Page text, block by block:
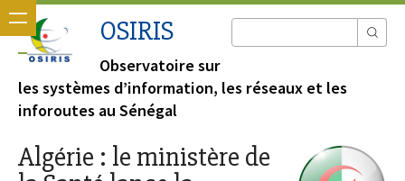
OSIRIS
Observatoire sur
les systèmes d’information, les réseaux et les
inforoutes au Sénégal
Algérie : le ministère de